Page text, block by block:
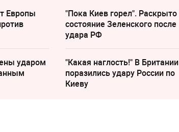
Европы
"Пока Киев горел". Раскрыто
состояние Зеленского после
удара РФ
ударом
"Какая наглость!" В Британии
поразились удару России по
Киеву